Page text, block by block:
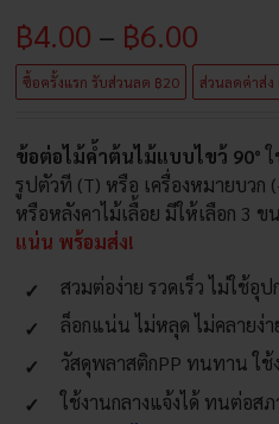
฿4.00 – ฿6.00
฿6.00
ซื้อครั้งแรก รับส่วนลด ฿20 ส่วนลดค่าส่ง
ข้อต่อไม้ค้ำต้นไม้แบบไขว้ 90°
รูปตัวที (T) หรือ เครื่องหมายบวก
หรือหลังคาไม้เลื้อย มีให้เลือก 3
แน่น พร้อมส่ง!
สวมต่อง่าย รวดเร็ว ไม่ใช้อุ
ล็อกแน่น ไม่หลุด ไม่คลายง่า
วัสดุพลาสติกPP ทนทาน ใช้
ใช้งานกลางแจ้งได้ ทนต่อส